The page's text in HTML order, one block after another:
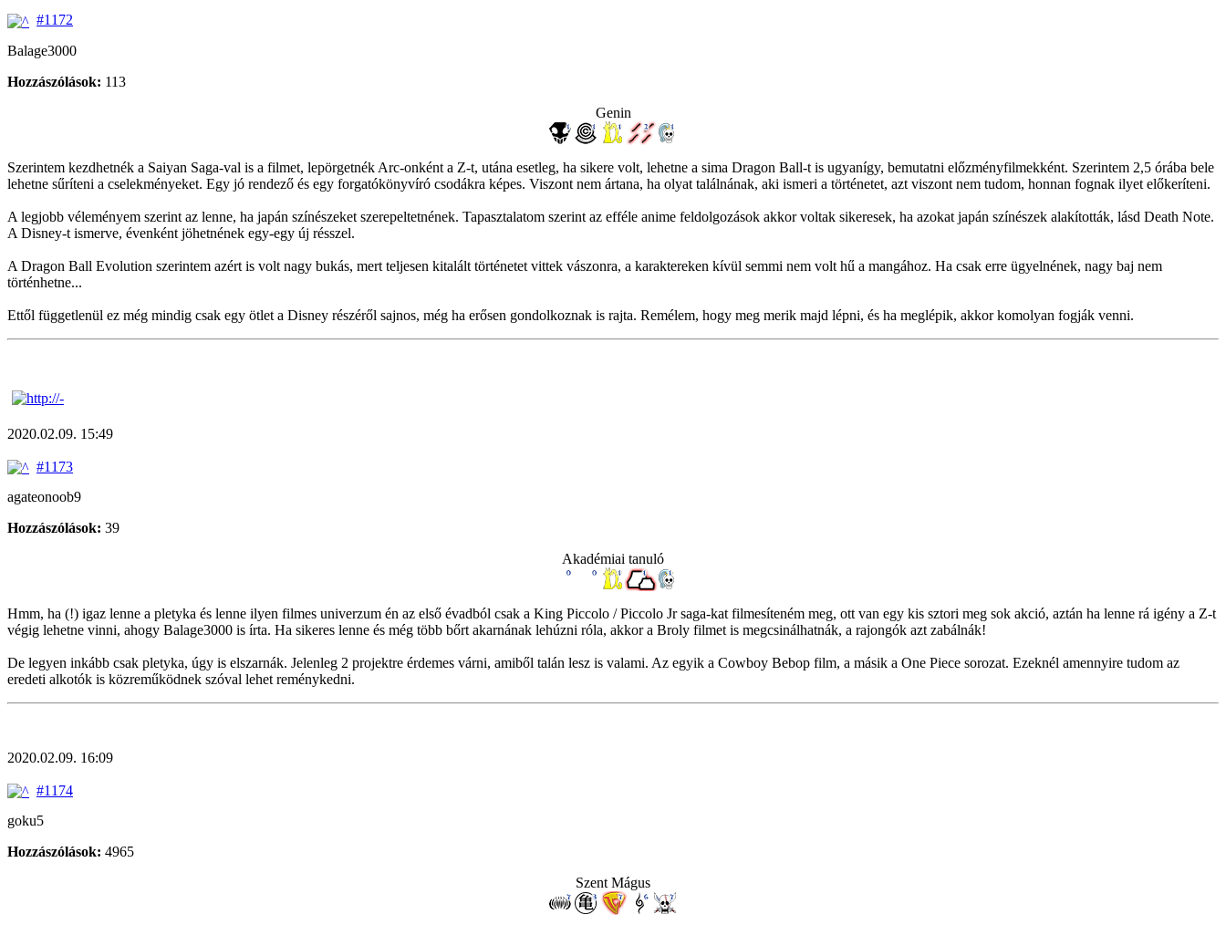
#1172
Balage3000
Hozzászólások: 113
Genin
Szerintem kezdhetnék a Saiyan Saga-val is a filmet, lepörgetnék Arc-onként a Z-t, utána esetleg, ha sikere volt, lehetne a sima Dragon Ball-t is ugyanígy, bemutatni előzményfilmekként. Szerintem 2,5 órába bele
lehetne sűríteni a cselekményeket. Egy jó rendező és egy forgatókönyvíró csodákra képes. Viszont nem ártana, ha olyat találnának, aki ismeri a történetet, azt viszont nem tudom, honnan fognak ilyet előkeríteni.
A legjobb véleményem szerint az lenne, ha japán színészeket szerepeltetnének. Tapasztalatom szerint az efféle anime feldolgozások akkor voltak sikeresek, ha azokat japán színészek alakították, lásd Death Note.
A Disney-t ismerve, évenként jöhetnének egy-egy új résszel.
A Dragon Ball Evolution szerintem azért is volt nagy bukás, mert teljesen kitalált történetet vittek vászonra, a karaktereken kívül semmi nem volt hű a mangához. Ha csak erre ügyelnének, nagy baj nem
történhetne...
Ettől függetlenül ez még mindig csak egy ötlet a Disney részéről sajnos, még ha erősen gondolkoznak is rajta. Remélem, hogy meg merik majd lépni, és ha meglépik, akkor komolyan fogják venni.
2020.02.09. 15:49
#1173
agateonoob9
Hozzászólások: 39
Akadémiai tanuló
Hmm, ha (!) igaz lenne a pletyka és lenne ilyen filmes univerzum én az első évadból csak a King Piccolo / Piccolo Jr saga-kat filmesíteném meg, ott van egy kis sztori meg sok akció, aztán ha lenne rá igény a Z-t
végig lehetne vinni, ahogy Balage3000 is írta. Ha sikeres lenne és még több bőrt akarnának lehúzni róla, akkor a Broly filmet is megcsinálhatnák, a rajongók azt zabálnák!
De legyen inkább csak pletyka, úgy is elszarnák. Jelenleg 2 projektre érdemes várni, amiből talán lesz is valami. Az egyik a Cowboy Bebop film, a másik a One Piece sorozat. Ezeknél amennyire tudom az
eredeti alkotók is közreműködnek szóval lehet reménykedni.
2020.02.09. 16:09
#1174
goku5
Hozzászólások: 4965
Szent Mágus